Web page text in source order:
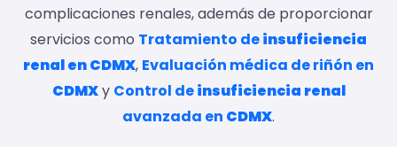
complicaciones renales, además de proporcionar
servicios como Tratamiento deinsuficiencia
renal en CDMX, Evaluación médica de riñón en
CDMXy Control deinsuficiencia renal
avanzada en CDMX.